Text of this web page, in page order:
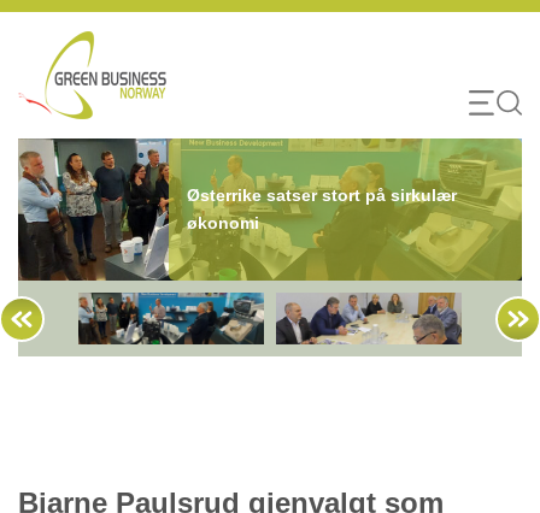
Skip
content
Østerrike satser stort på sirkulær
økonomi
Bjarne Paulsrud gjenvalgt som